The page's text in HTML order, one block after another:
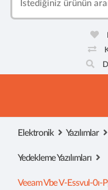
Elektronik Yazılımlar
Yedekleme Yazılımları
Veeam Vbe V-Essvul-